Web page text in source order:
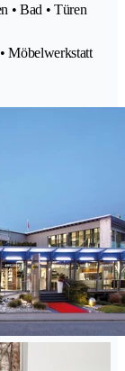
• Bad • Türen
Möbelwerkstatt